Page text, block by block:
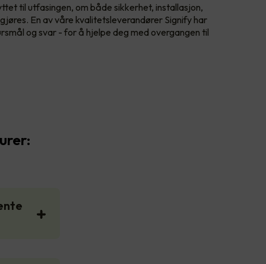
til utfasingen, om både sikkerhet, installasjon,
En av våre kvalitetsleverandører Signify har
og svar - for å hjelpe deg med overgangen til